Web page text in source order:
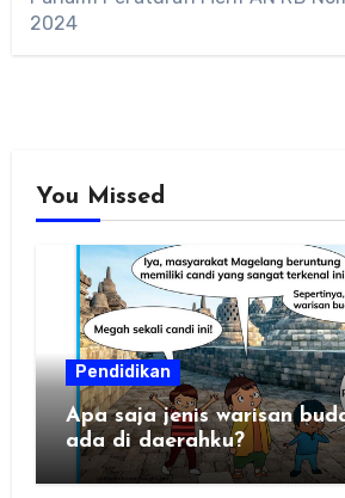
2024
You Missed
Pendidikan
Apa saja jenis warisan
ada di daerahku?